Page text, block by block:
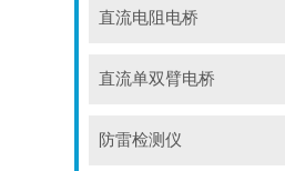
直流电阻电桥
直流单双臂电桥
防雷检测仪